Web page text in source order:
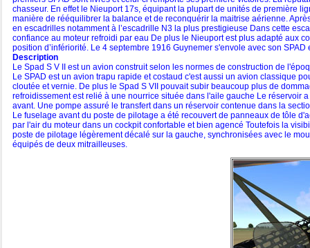
chasseur. En effet le Nieuport 17s, équipant la plupart de unités de première
manière de rééquilibrer la balance et de reconquérir la maitrise aérienne.
en escadrilles notamment à l’escadrille N3 la plus prestigieuse Dans cette
confiance au moteur refroidi par eau De plus le Nieuport est plus adapté aux
position d’infériorité. Le 4 septembre 1916 Guynemer s'envole avec son
Description
Le Spad S V II est un avion construit selon les normes de construction de
Le SPAD est un avion trapu rapide et costaud c'est aussi un avion classique
cloutée et vernie. De plus le Spad S VII pouvait subir beaucoup plus de
refroidissement est relié à une nourrice située dans l'aile gauche Le réservoir
avant. Une pompe assuré le transfert dans un réservoir contenue dans la
Le fuselage avant du poste de pilotage a été recouvert de panneaux de tôle
par l'air du moteur dans un cockpit confortable et bien agencé Toutefois la
poste de pilotage légèrement décalé sur la gauche, synchronisées avec le
équipés de deux mitrailleuses.